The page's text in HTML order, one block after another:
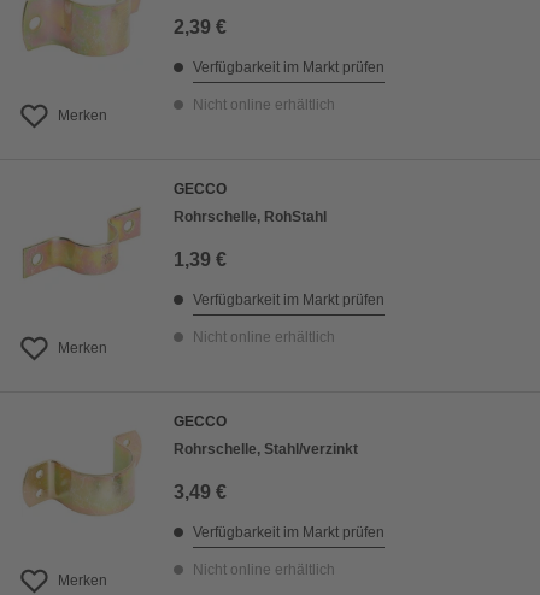
Merken
2,39 €
Verfügbarkeit im Markt prüfen
Nicht online erhältlich
Merken
GECCO
Rohrschelle, RohStahl
1,39 €
Verfügbarkeit im Markt prüfen
Nicht online erhältlich
Merken
GECCO
Rohrschelle, Stahl/verzinkt
3,49 €
Verfügbarkeit im Markt prüfen
Nicht online erhältlich